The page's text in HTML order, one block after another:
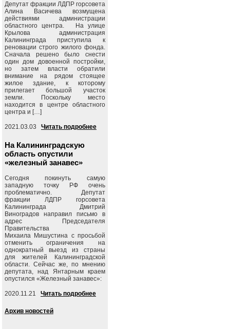
Депутат фракции ЛДПР горсовета
Алина Васичева возмущена
действиями администрации
областного центра. На улице
Крылова администрация
Калининграда приступила к
реновации строго жилого фонда.
Сначала решено было снести
один дом довоенной постройки,
но затем власти обратили
внимание на рядом стоящее
жилое здание, к которому
прилегает большой участок
земли. Поскольку место
находится в центре областного
центра и […]
2021.03.03 Читать подробнее
На Калининградскую
область опустили
«железный занавес»
Сегодня покинуть самую
западную точку РФ очень
проблематично. Депутат
фракции ЛДПР горсовета
Калининграда Дмитрий
Виноградов направил письмо в
адрес Председателя
Правительства
Михаила Мишустина с просьбой
отменить ограничения на
однократный выезд из страны
для жителей Калининградской
области. Сейчас же, по мнению
депутата, над Янтарным краем
опустился «Железный занавес»:
2020.11.21 Читать подробнее
Архив новостей